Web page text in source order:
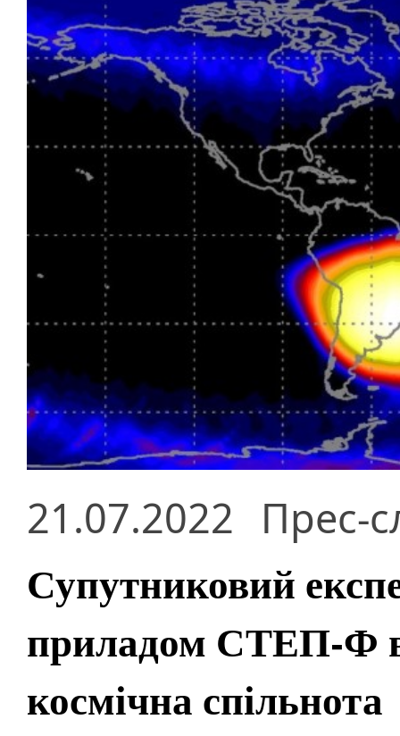
21.07.2022 Прес-
Супутниковий
приладом СТЕП-Ф
космічна спільнота